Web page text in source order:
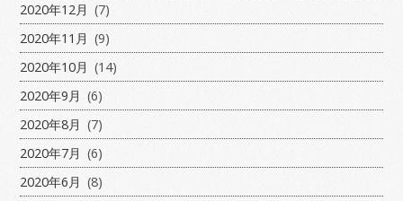
2020年12月 (7)
2020年11月 (9)
2020年10月 (14)
2020年9月 (6)
2020年8月 (7)
2020年7月 (6)
2020年6月 (8)